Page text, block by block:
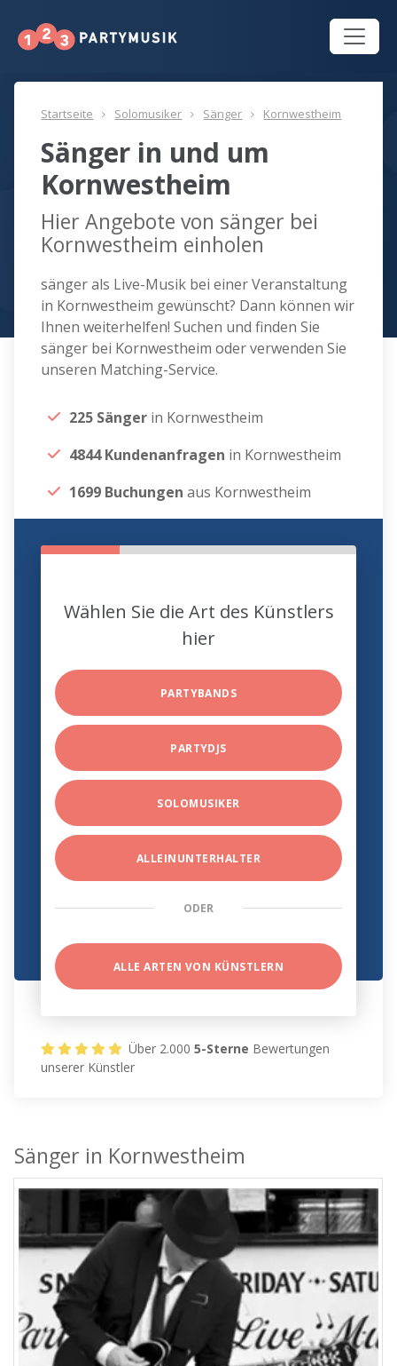
Startseite Solomusiker Sänger Kornwestheim
Sänger in und um
Kornwestheim
Hier Angebote von sänger bei
Kornwestheim einholen
sänger als Live-Musik bei einer Veranstaltung
in Kornwestheim gewünscht? Dann können wir
Ihnen weiterhelfen! Suchen und finden Sie
sänger bei Kornwestheim oder verwenden Sie
unseren Matching-Service.
225 Sänger in Kornwestheim
4844 Kundenanfragen in Kornwestheim
1699 Buchungen aus Kornwestheim
Wählen Sie die Art des Künstlers
hier
PARTYBANDS
PARTYDJS
SOLOMUSIKER
ALLEINUNTERHALTER
ODER
ALLE ARTEN VON KÜNSTLERN
Über 2.0005-Sterne Bewertungen
unserer Künstler
Sänger in Kornwestheim